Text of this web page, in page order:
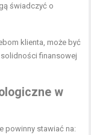
świadczyć o
klienta, może być
finansowej
w
powinny stawiać na: